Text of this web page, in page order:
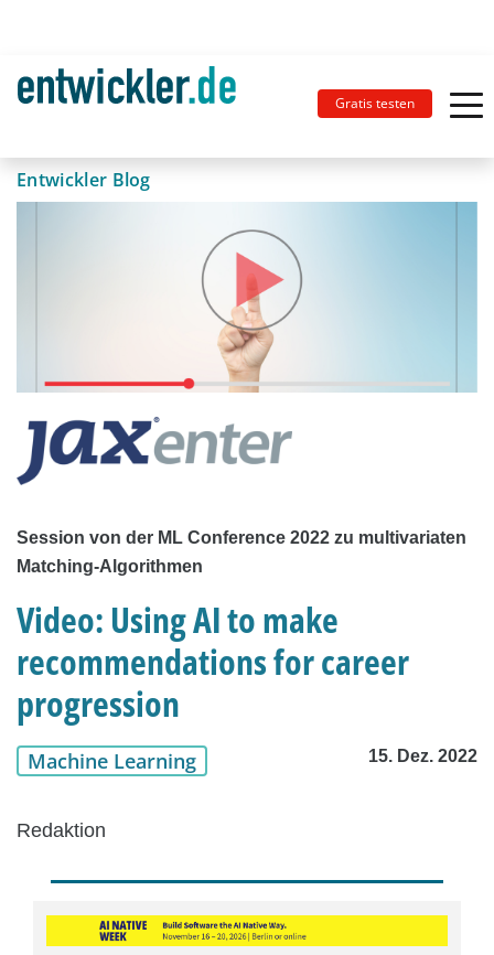
Gratis testen
Entwickler Blog
Session von der ML Conference 2022 zu multivariaten
Matching-Algorithmen
Video: Using AI to make
recommendations for career
progression
Machine Learning 15. Dez. 2022
Redaktion